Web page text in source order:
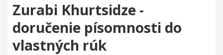
Zurabi Khurtsidze -
doručenie písomnosti do
vlastných rúk